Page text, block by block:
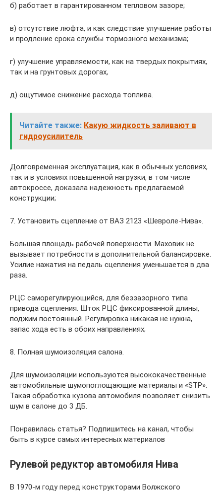
б) работает в гарантированном тепловом зазоре;
в) отсутствие люфта, и как следствие улучшение работы
и продление срока службы тормозного механизма;
г) улучшение управляемости, как на твердых покрытиях,
так и на грунтовых дорогах,
д) ощутимое снижение расхода топлива.
Читайте также: Какую жидкость заливают в
гидроусилитель
Долговременная эксплуатация, как в обычных условиях,
так и в условиях повышенной нагрузки, в том числе
автокроссе, доказала надежность предлагаемой
конструкции;
7. Установить сцепление от ВАЗ 2123 «Шевроле-Нива».
Большая площадь рабочей поверхности. Маховик не
вызывает потребности в дополнительной балансировке.
Усилие нажатия на педаль сцепления уменьшается в два
раза.
РЦС саморегулирующийся, для беззазорного типа
привода сцепления. Шток РЦС фиксированной длины,
поджим постоянный. Регулировка никакая не нужна,
запас хода есть в обоих направлениях;
8. Полная шумоизоляция салона.
Для шумоизоляции используются высококачественные
автомобильные шумопоглощающие материалы и «STP».
Такая обработка кузова автомобиля позволяет снизить
шум в салоне до 3 ДБ.
Понравилась статья? Подпишитесь на канал, чтобы
быть в курсе самых интересных материалов
Рулевой редуктор автомобиля Нива
В 1970-м году перед конструкторами Волжского